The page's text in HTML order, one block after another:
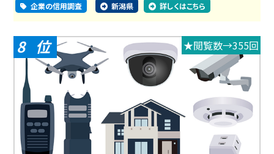
企業の信用調査 新潟県 詳しくはこちら
8 ★閲覧数→355回